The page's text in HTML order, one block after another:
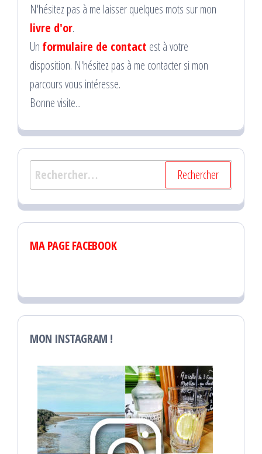
N'hésitez pas à me laisser quelques mots sur mon
livre d'or.
Un formulaire de contact est à votre
disposition. N'hésitez pas à me contacter si mon
parcours vous intéresse.
Bonne visite...
Rechercher :
MA PAGE FACEBOOK
MON INSTAGRAM !